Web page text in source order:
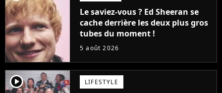
Le saviez-vous ? Ed Sheeran se
cache derrière les deux plus gros
tubes du moment !
5 août 2026
player2 LIFESTYLE